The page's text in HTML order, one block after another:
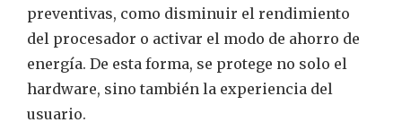
preventivas, como disminuir el rendimiento
del procesador o activar el modo de ahorro de
energía. De esta forma, se protege no solo el
hardware, sino también la experiencia del
usuario.